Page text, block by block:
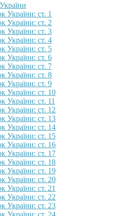
України: ст. 1
України: ст. 2
України: ст. 3
України: ст. 4
України: ст. 5
України: ст. 6
України: ст. 7
України: ст. 8
України: ст. 9
України: ст. 10
України: ст. 11
України: ст. 12
України: ст. 13
України: ст. 14
України: ст. 15
України: ст. 16
України: ст. 17
України: ст. 18
України: ст. 19
України: ст. 20
України: ст. 21
України: ст. 22
України: ст. 23
України: ст. 24